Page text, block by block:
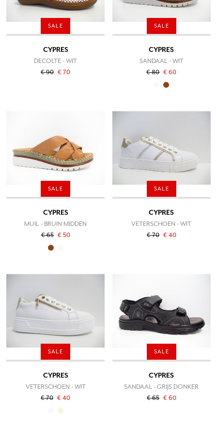
SALE
CYPRES
DECOLTE - WIT
€ 90 € 70
SALE
CYPRES
SANDAAL - WIT
€ 80 € 60
SALE
CYPRES
MUIL - BRUIN MIDDEN
€ 65 € 50
SALE
CYPRES
VETERSCHOEN - WIT
€ 70 € 40
SALE
CYPRES
VETERSCHOEN - WIT
€ 70 € 40
SALE
CYPRES
SANDAAL - GRIJS DONKER
€ 65 € 60